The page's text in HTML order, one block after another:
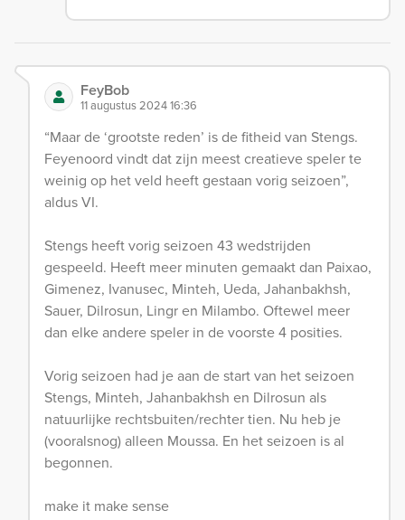
FeyBob
11 augustus 2024 16:36
“Maar de ‘grootste reden’ is de fitheid van Stengs.
Feyenoord vindt dat zijn meest creatieve speler te
weinig op het veld heeft gestaan vorig seizoen”,
aldus VI.
Stengs heeft vorig seizoen 43 wedstrijden
gespeeld. Heeft meer minuten gemaakt dan Paixao,
Gimenez, Ivanusec, Minteh, Ueda, Jahanbakhsh,
Sauer, Dilrosun, Lingr en Milambo. Oftewel meer
dan elke andere speler in de voorste 4 posities.
Vorig seizoen had je aan de start van het seizoen
Stengs, Minteh, Jahanbakhsh en Dilrosun als
natuurlijke rechtsbuiten/rechter tien. Nu heb je
(vooralsnog) alleen Moussa. En het seizoen is al
begonnen.
make it make sense